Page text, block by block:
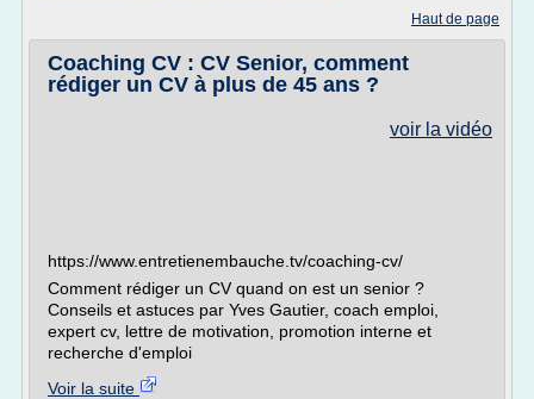
Haut de page
Coaching CV : CV Senior, comment
rédiger un CV à plus de 45 ans ?
voir la vidéo
https://www.entretienembauche.tv/coaching-cv/
Comment rédiger un CV quand on est un senior ?
Conseils et astuces par Yves Gautier, coach emploi,
expert cv, lettre de motivation, promotion interne et
recherche d'emploi
Voir la suite